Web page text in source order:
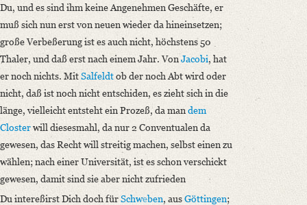
Du, und es sind ihm keine Angenehmen Geschäfte, er
muß sich nun erst von neuen wieder da hineinsetzen;
große Verbeßerung ist es auch nicht, höchstens 50
Thaler, und daß erst nach einem Jahr. VonJacobi, hat
er noch nichts. MitSalfeldtob der noch Abt wird oder
nicht, daß ist noch nicht entschiden, es zieht sich in die
länge, vielleicht entsteht ein Prozeß, da man dem
Closterwill diesesmahl, da nur 2 Conventualen da
gewesen, das Recht will streitig machen, selbst einen zu
wählen; nach einer Universität, ist es schon verschickt
gewesen, damit sind sie aber nicht zufrieden
Du intereßirst Dich doch fürSchweben, ausGöttingen;